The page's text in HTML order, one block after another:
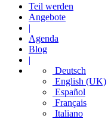
Teil werden
Angebote
|
Agenda
Blog
|
Deutsch
English (UK)
Español
Français
Italiano